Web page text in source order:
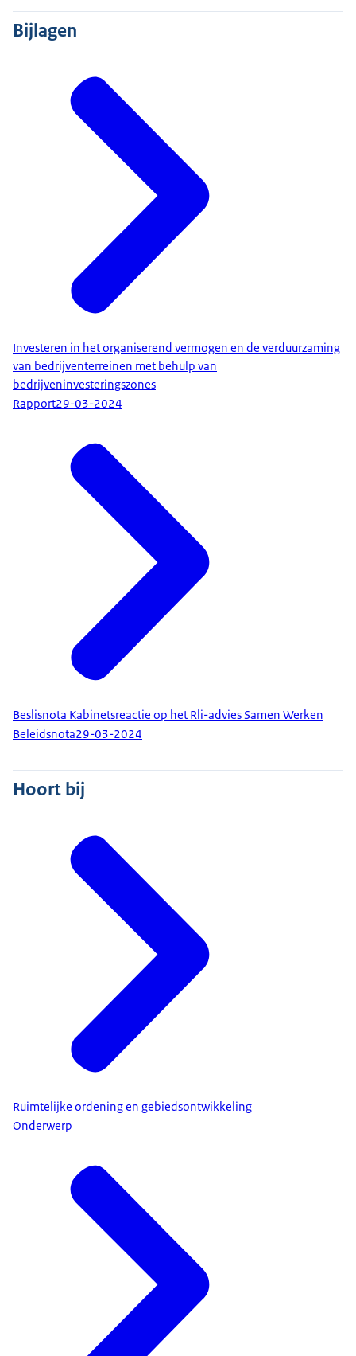
Bijlagen
Investeren in het organiserend vermogen en de verduurzaming
van bedrijventerreinen met behulp van
bedrijveninvesteringszones
Rapport29-03-2024
Beslisnota Kabinetsreactie op het Rli-advies Samen Werken
Beleidsnota29-03-2024
Hoort bij
Ruimtelijke ordening en gebiedsontwikkeling
Onderwerp